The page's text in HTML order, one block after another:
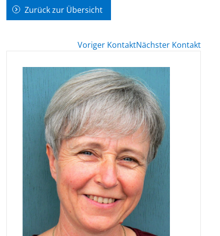
Zurück zur Übersicht
Voriger KontaktNächster Kontakt